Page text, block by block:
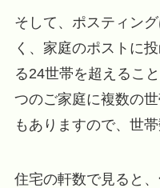
そして、ポスティン
く、家庭のポストに
る24世帯を超えるこ
つのご家庭に複数の
もありますので、世
住宅の軒数で見ると、